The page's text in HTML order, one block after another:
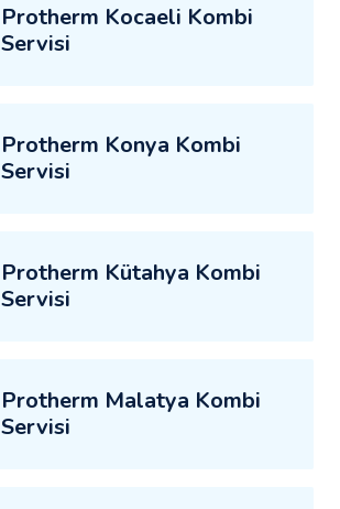
Protherm Kocaeli Kombi
Servisi
Protherm Konya Kombi
Servisi
Protherm Kütahya Kombi
Servisi
Protherm Malatya Kombi
Servisi